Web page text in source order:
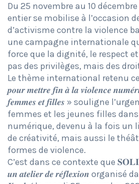
Du 25 novembre au 10
entier se mobilise à l’occasion
d’activisme contre la violence
une campagne internationale
force que la dignité, le respect
pas des privilèges, mais des
Le thème international retenu
𝒑𝒐𝒖𝒓 𝒎𝒆𝒕𝒕𝒓𝒆 𝒇𝒊𝒏 𝒂̀ 𝒍𝒂 𝒗𝒊𝒐𝒍𝒆𝒏𝒄𝒆
𝒇𝒆𝒎𝒎𝒆𝒔 𝒆𝒕 𝒇𝒊𝒍𝒍𝒆𝒔 » souligne
femmes et les jeunes filles dans
numérique, devenu à la fois un
de créativité, mais aussi le
formes de violence.
C’est dans ce contexte que
𝒖𝒏 𝒂𝒕𝒆𝒍𝒊𝒆𝒓 𝒅𝒆 𝒓𝒆́𝒇𝒍𝒆𝒙𝒊𝒐𝒏 organisé